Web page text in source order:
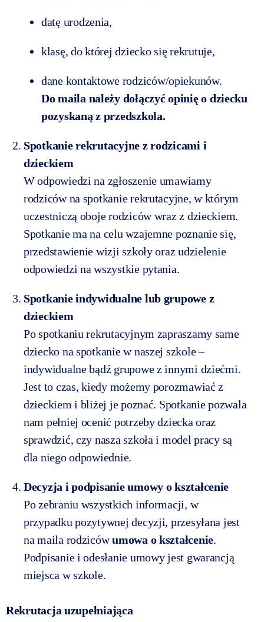
datę urodzenia,
klasę, do której dziecko się rekrutuje,
dane kontaktowe rodziców/opiekunów.
Do maila należy dołączyć opinię o dziecku
pozyskaną z przedszkola.
Spotkanie rekrutacyjne z rodzicami i
dzieckiem
W odpowiedzi na zgłoszenie umawiamy
rodziców na spotkanie rekrutacyjne, w którym
uczestniczą oboje rodziców wraz z dzieckiem.
Spotkanie ma na celu wzajemne poznanie się,
przedstawienie wizji szkoły oraz udzielenie
odpowiedzi na wszystkie pytania.
Spotkanie indywidualne lub grupowe z
dzieckiem
Po spotkaniu rekrutacyjnym zapraszamy same
dziecko na spotkanie w naszej szkole –
indywidualne bądź grupowe z innymi dziećmi.
Jest to czas, kiedy możemy porozmawiać z
dzieckiem i bliżej je poznać. Spotkanie pozwala
nam pełniej ocenić potrzeby dziecka oraz
sprawdzić, czy nasza szkoła i model pracy są
dla niego odpowiednie.
Decyzja i podpisanie umowy o kształcenie
Po zebraniu wszystkich informacji, w
przypadku pozytywnej decyzji, przesyłana jest
na maila rodzicówumowa o kształcenie.
Podpisanie i odesłanie umowy jest gwarancją
miejsca w szkole.
Rekrutacja uzupełniająca